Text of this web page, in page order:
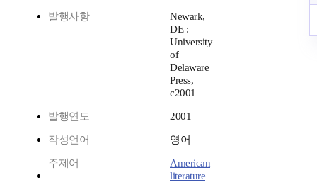
발행사항
Newark,
DE :
University
of
Delaware
Press,
c2001
발행연도 2001
작성언어 영어
주제어
American
literature